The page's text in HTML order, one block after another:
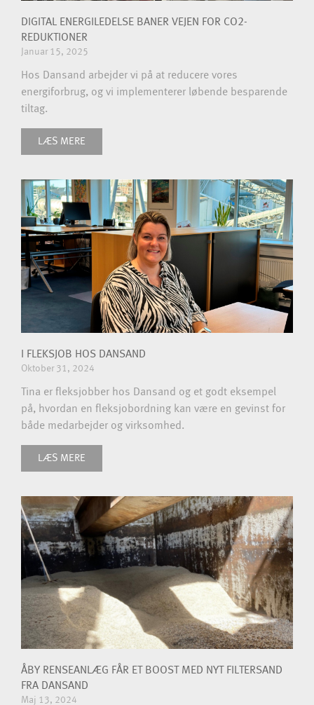
DIGITAL ENERGILEDELSE BANER VEJEN FOR CO2-
REDUKTIONER
Januar 15, 2025
Hos Dansand arbejder vi på at reducere vores
energiforbrug, og vi implementerer løbende besparende
tiltag.
LÆS MERE
I FLEKSJOB HOS DANSAND
Oktober 31, 2024
Tina er fleksjobber hos Dansand og et godt eksempel
på, hvordan en fleksjobordning kan være en gevinst for
både medarbejder og virksomhed.
LÆS MERE
ÅBY RENSEANLÆG FÅR ET BOOST MED NYT FILTERSAND
FRA DANSAND
Maj 13, 2024